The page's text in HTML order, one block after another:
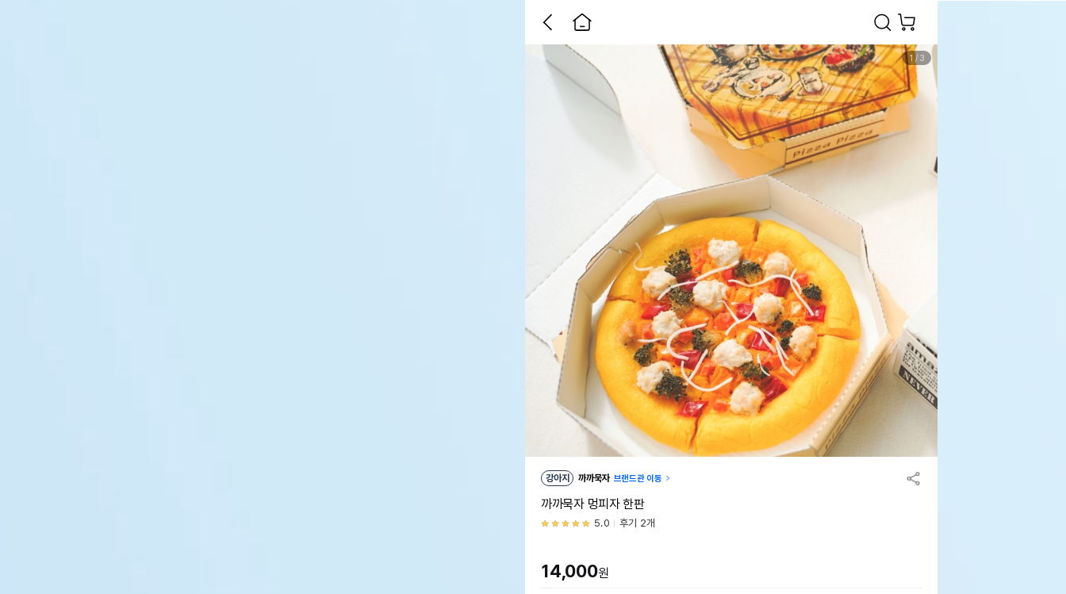
1 / 3
강아지 까까묵자 브랜드관 이동
까까묵자 멍피자 한판
5.0 후기 2개
14,000원